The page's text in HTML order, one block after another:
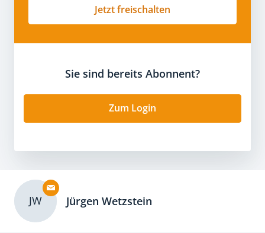
Jetzt freischalten
Sie sind bereits Abonnent?
Zum Login
JW Jürgen Wetzstein